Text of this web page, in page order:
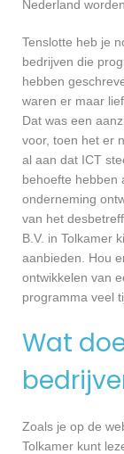
Nederland
Tenslotte heb je
bedrijven die
hebben
waren er maar
Dat was een
voor, toen het er
al aan dat ICT
behoefte hebben
onderneming
van het
B.V. in Tolkamer
aanbieden. Hou
ontwikkelen van
programma veel
Wat
Zoals je op de
Tolkamer kunt